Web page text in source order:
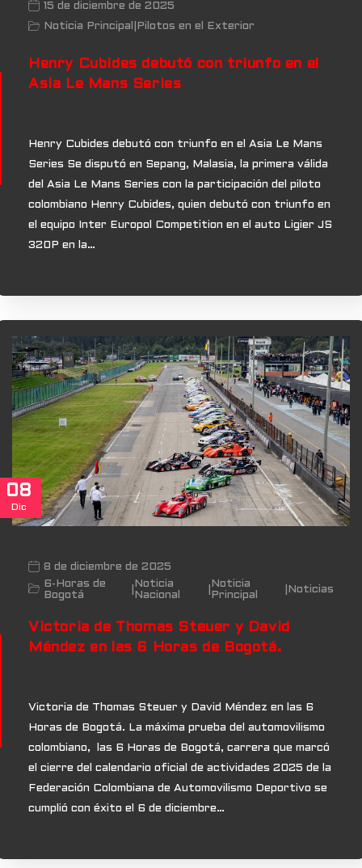
15 de diciembre de 2025
Noticia Principal
Pilotos en el Exterior
Henry Cubides debutó con triunfo en el
Asia Le Mans Series
Henry Cubides debutó con triunfo en el Asia Le Mans
Series Se disputó en Sepang, Malasia, la primera válida
del Asia Le Mans Series con la participación del piloto
colombiano Henry Cubides, quien debutó con triunfo en
el equipo Inter Europol Competition en el auto Ligier JS
320P en la…
08
Dic
8 de diciembre de 2025
6-Horas de
Bogotá
Noticia
Nacional
Noticia
Principal
Noticias
Victoria de Thomas Steuer y David
Méndez en las 6 Horas de Bogotá.
Victoria de Thomas Steuer y David Méndez en las 6
Horas de Bogotá. La máxima prueba del automovilismo
colombiano, las 6 Horas de Bogotá, carrera que marcó
el cierre del calendario oficial de actividades 2025 de la
Federación Colombiana de Automovilismo Deportivo se
cumplió con éxito el 6 de diciembre…